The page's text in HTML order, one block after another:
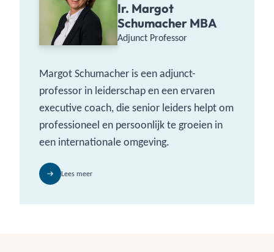
Ir. Margot
Schumacher MBA
Adjunct Professor
Margot Schumacher is een adjunct-
professor in leiderschap en een ervaren
executive coach, die senior leiders helpt om
professioneel en persoonlijk te groeien in
een internationale omgeving.
Lees meer